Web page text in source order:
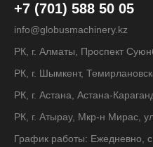
+7 (701) 588 50 05
info@globusmachinery.kz
РК, г. Алматы, Проспект
РК, г. Шымкент,
РК, г. Астана, Астана-
РК, г. Атырау, Мкр-н Мирас,
График работы: Ежедневно,